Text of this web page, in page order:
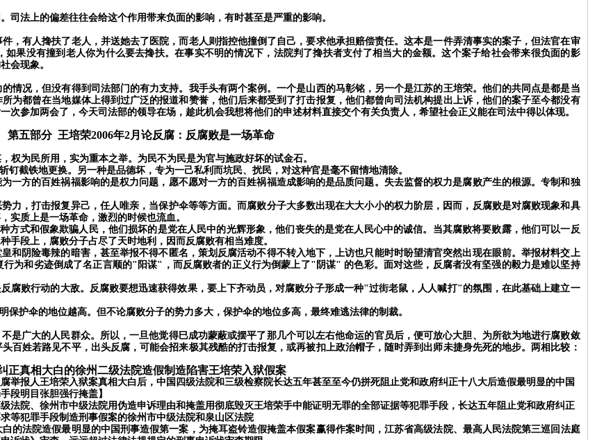
上的偏差往往会给这个作用带来负面的影响，有时甚至是严重的影响。
有人搀扶了老人，并送她去了医院，而老人则指控他撞倒了自己，要求他承担赔偿责任。这本是一件弄清事实的案子，但法官在审
果没有撞到老人你为什么要去搀扶。在事实不明的情况下，法院判了搀扶者支付了相当大的金额。这个案子给社会带来很负面的影
会现象。
况，但没有得到司法部门的有力支持。我手头有两个案例。一个是山西的马彰铭，另一个是江苏的王培荣。他们的共同点是都是当
为都曾在当地媒体上得到过广泛的报道和赞誉，他们后来都受到了打击报复，他们都曾向司法机构提出上诉，他们的案子至今都没有
参加两会了，今天司法部的领导在场，趁此机会我想将他们的申述材料直接交个有关负责人，希望社会正义能在司法中得以体现。
第五部分 王培荣2006年2月论反腐： 反腐败是一场革命
权为民所用，实为重本之举。为民不为民是为官与施政好坏的试金石。
截铁地更换。另一种是品德坏，专为一己私利而坑民、扰民，对这种官是毫不留情地清除。
一方的百姓祸福影响的是权力问题，愿不愿对一方的百姓祸福造成影响的是品质问题。失去监督的权力是腐败产生的根源。专制和独
力，打击报复异己，任人唯亲，当保护伞等等方面。而腐败分子大多数出现在大大小小的权力阶层，因而，反腐败是对腐败现象和具
实质上是一场革命，激烈的时候也流血。
方式和假象欺骗人民，他们损坏的是党在人民中的光辉形象，他们丧失的是党在人民心中的诚信。当其腐败将要败露，他们可以一反
段上，腐败分子占尽了天时地利，因而反腐败有相当难度。
和阴险毒辣的暗害，甚至举报不得不匿名，策划反腐活动不得不转入地下，上访也只能时时盼望清官突然出现在眼前。举报材料交上
为和劣迹倒成了名正言顺的"阳谋"，而反腐败者的正义行为倒蒙上了"阴谋" 的色彩。面对这些，反腐者没有坚强的毅力是难以坚持
腐败行动的大敌。反腐败要想迅速获得效果，要上下齐动员，对腐败分子形成一种"过街老鼠，人人喊打"的氛围，在此基础上建立一
护伞的地位越高。但不论腐败分子的势力多大，保护伞的地位多高，最终难逃法律的制裁。
是广大的人民群众。所以，一旦他觉得巳成功蒙蔽或摆平了那几个可以左右他命运的官员后，便可放心大胆、为所欲为地进行腐败敛
百姓若路见不平，出头反腐，可能会招来极其残酷的打击报复，或再被扣上政治帽子，随时弄到出师未捷身先死的地步。两相比较：
正真相大白的徐州二级法院造假制造陷害王培荣入狱假案
举报人王培荣入狱案真相大白后，中国四级法院和三级检察院长达五年甚至至今仍拼死阻止党和政府纠正十八大后造假最明显的中国
段明目张胆强行掩盖】
法院、徐州市中级法院用伪造申诉理由和掩盖用彻底毁灭王培荣手中能证明无罪的全部证据等犯罪手段，长达五年阻止党和政府纠正
等犯罪手段制造刑事假案的徐州市中级法院和泉山区法院
的法院造假最明显的中国刑事造假第一案，为掩耳盗铃造假掩盖本假案赢得作案时间，江苏省高级法院、最高人民法院第三巡回法庭